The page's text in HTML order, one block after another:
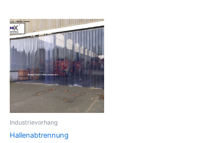
Industrievorhang
Hallenabtrennung